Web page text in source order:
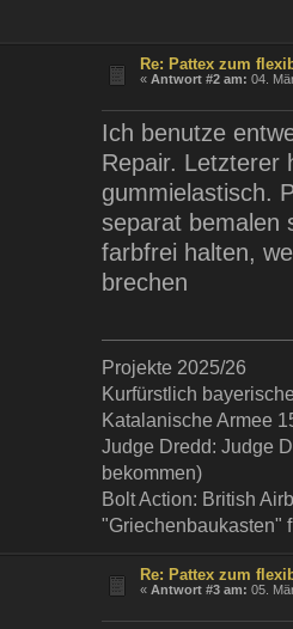
Re: Pattex zum
«Antwort #2 am: 04.
Ich benutze
Repair. Letzterer
gummielastisch.
separat bemalen
farbfrei halten,
brechen
Projekte 2025/26
Kurfürstlich
Katalanische Armee
Judge Dredd: Judge
bekommen)
Bolt Action: British
"Griechenbaukasten"
Re: Pattex zum
«Antwort #3 am: 05.